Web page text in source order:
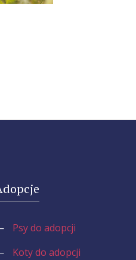
Psy do adopcji
Koty do adopcji